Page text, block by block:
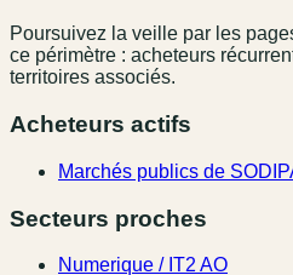
Poursuivez la veille par les
ce périmètre : acheteurs
territoires associés.
Acheteurs actifs
Marchés publics de
Secteurs proches
Numerique / IT2 AO